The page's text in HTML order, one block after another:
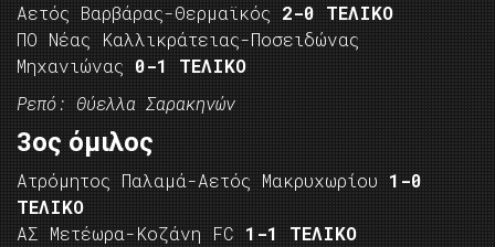
Αετός Βαρβάρας-Θερμαϊκός 2-0 ΤΕΛΙΚΟ
ΠΟ Νέας Καλλικράτειας-Ποσειδώνας
Μηχανιώνας 0-1 ΤΕΛΙΚΟ
Ρεπό: Θύελλα Σαρακηνών
3ος όμιλος
Ατρόμητος Παλαμά-Αετός Μακρυχωρίου 1-0
ΤΕΛΙΚΟ
ΑΣ Μετέωρα-Κοζάνη FC 1-1 ΤΕΛΙΚΟ